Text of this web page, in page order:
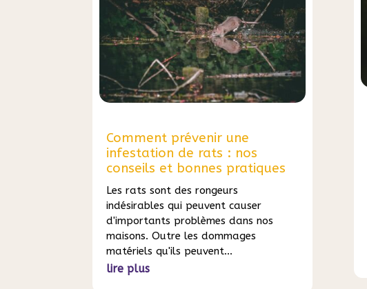
Comment prévenir une
infestation de rats : nos
conseils et bonnes pratiques
Les rats sont des rongeurs
indésirables qui peuvent causer
d'importants problèmes dans nos
maisons. Outre les dommages
matériels qu'ils peuvent...
lire plus